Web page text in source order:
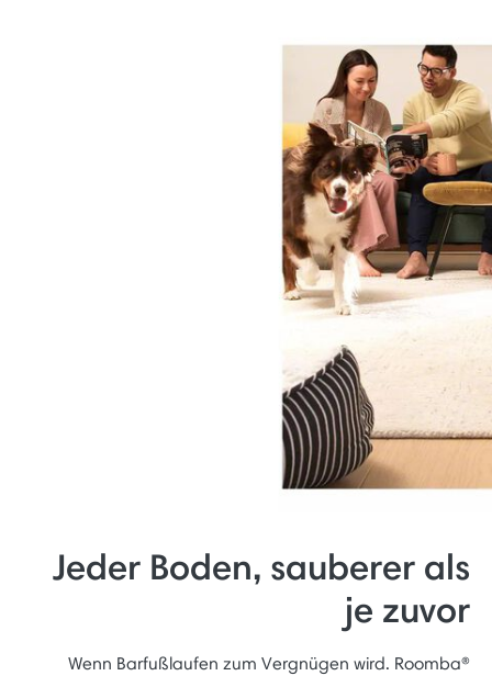
Jeder Boden, sauberer als
je zuvor
Wenn Barfußlaufen zum Vergnügen wird. Roomba®